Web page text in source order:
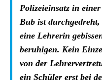
Polizeieinsatz in
Bub ist
eine Lehrerin
beruhigen. Kein
von der
ein Schüler erst bei